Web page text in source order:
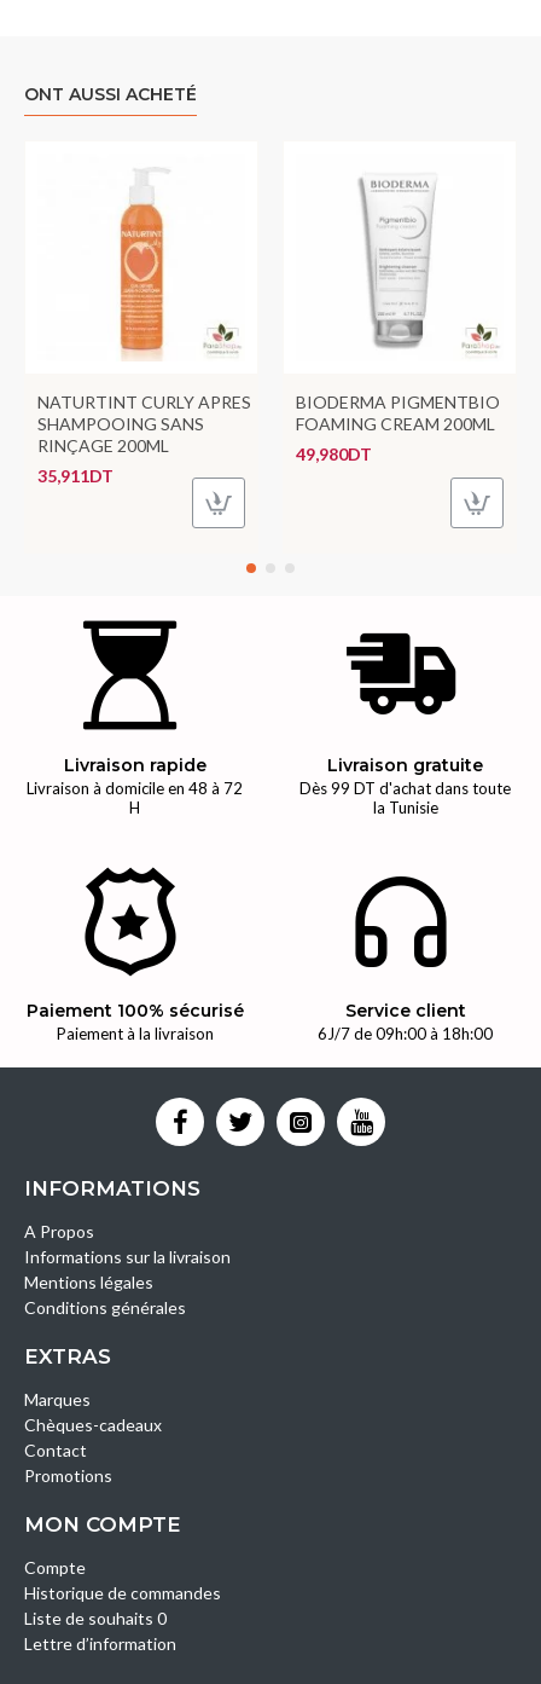
ONT AUSSI ACHETÉ
NATURTINT CURLY APRES
SHAMPOOING SANS
RINÇAGE 200ML
35,911DT
BIODERMA PIGMENTBIO
FOAMING CREAM 200ML
49,980DT
Livraison rapide
Livraison à domicile en 48 à 72
H
Livraison gratuite
Dès 99 DT d'achat dans toute
la Tunisie
Paiement 100% sécurisé
Paiement à la livraison
Service client
6J/7 de 09h:00 à 18h:00
INFORMATIONS
A Propos
Informations sur la livraison
Mentions légales
Conditions générales
EXTRAS
Marques
Chèques-cadeaux
Contact
Promotions
MON COMPTE
Compte
Historique de commandes
Liste de souhaits 0
Lettre d’information